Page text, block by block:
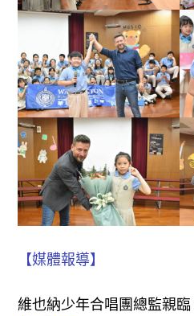
【媒體報導】
維也納少年合唱團總監親